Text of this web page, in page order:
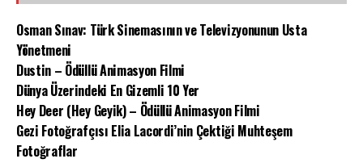
Osman Sınav: Türk Sinemasının ve Televizyonunun Usta
Yönetmeni
Dustin – Ödüllü Animasyon Filmi
Dünya Üzerindeki En Gizemli 10 Yer
Hey Deer (Hey Geyik) – Ödüllü Animasyon Filmi
Gezi Fotoğrafçısı Elia Lacordi’nin Çektiği Muhteşem
Fotoğraflar